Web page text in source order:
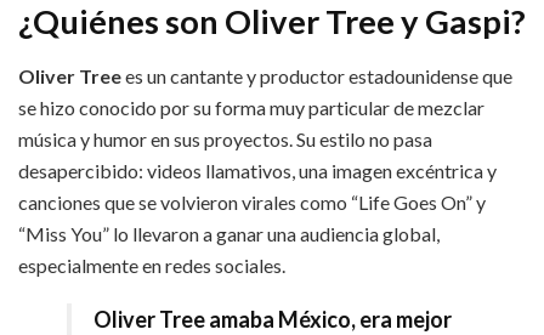
¿Quiénes son Oliver Tree y Gaspi?
Oliver Treees un cantante y productor estadounidense que
se hizo conocido por su forma muy particular de mezclar
música y humor en sus proyectos. Su estilo no pasa
desapercibido: videos llamativos, una imagen excéntrica y
canciones que se volvieron virales como “Life Goes On” y
“Miss You” lo llevaron a ganar una audiencia global,
especialmente en redes sociales.
Oliver Tree amaba México, era mejor